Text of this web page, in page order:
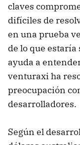
claves
difíciles de
en una prueba
de lo que
ayuda a
venturaxi ha
preocupación
desarrolladores.
Según el